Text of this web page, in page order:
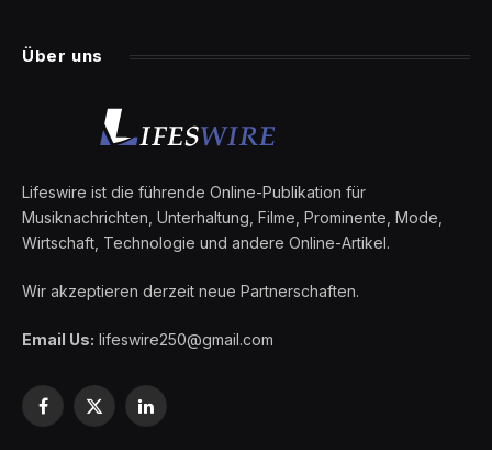
Über uns
Lifeswire ist die führende Online-Publikation für
Musiknachrichten, Unterhaltung, Filme, Prominente, Mode,
Wirtschaft, Technologie und andere Online-Artikel.
Wir akzeptieren derzeit neue Partnerschaften.
Email Us: lifeswire250@gmail.com
Facebook
X
LinkedIn